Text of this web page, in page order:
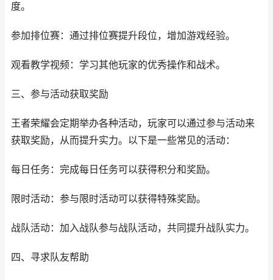
度。
参加排位赛：通过排位赛提升段位，增加游戏经验。
观看教学视频：学习其他玩家的优秀操作和战术。
三、参与活动获取奖励
王者荣耀会定期举办各种活动，玩家可以通过参与活动来
获取奖励，从而提升实力。以下是一些常见的活动：
每日任务：完成每日任务可以获得积分和奖励。
限时活动：参与限时活动可以获得特殊奖励。
战队活动：加入战队参与战队活动，共同提升战队实力。
四、寻求队友帮助